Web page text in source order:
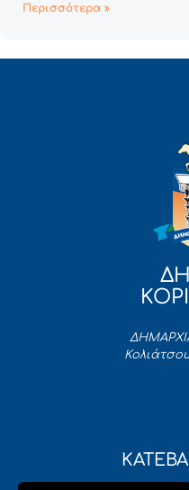
Περισσότερα »